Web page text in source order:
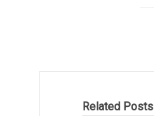
Related Posts